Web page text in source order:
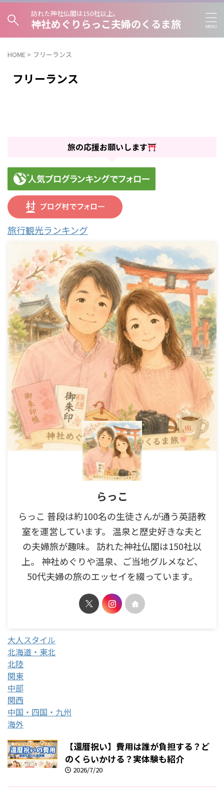
訪れた神社仏閣は150社以上。
神社めぐりらっこ夫婦のくるま旅
HOME > フリーランス
フリーランス
旅の応援お願いします
旅行観光ランキング
らっこ
らっこ 普段は約100名の生徒さんが通う英語教
室を運営しています。 温泉と歴史好きな夫と
の夫婦旅が趣味。 訪れた神社仏閣は150社以
上。 神社めぐりや温泉、ご当地グルメなど、
50代夫婦の旅のエッセイを綴っています。
大人スタイル
北海道・東北
北陸
関東
中部
関西
中国・四国・九州
海外
【還暦祝い】費用は誰が負担する？ど
のくらいかける？実体験も紹介
2026/7/20